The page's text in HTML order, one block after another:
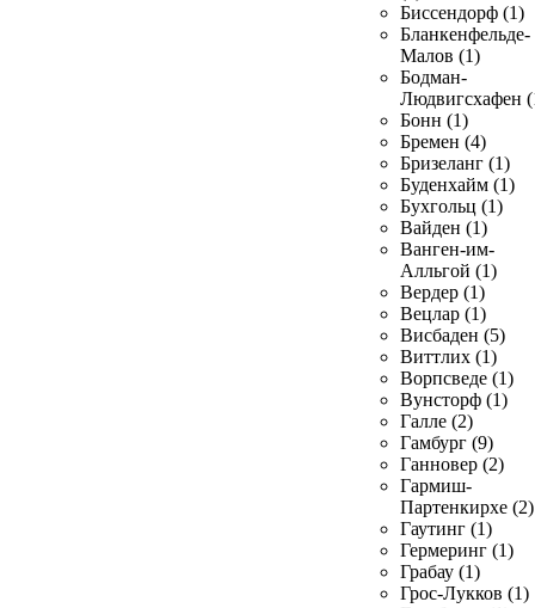
Биссендорф (1)
Бланкенфельде-
Малов (1)
Бодман-
Людвигсхафен
Бонн (1)
Бремен (4)
Бризеланг (1)
Буденхайм (1)
Бухгольц (1)
Вайден (1)
Ванген-им-
Алльгой (1)
Вердер (1)
Вецлар (1)
Висбаден (5)
Виттлих (1)
Ворпсведе (1)
Вунсторф (1)
Галле (2)
Гамбург (9)
Ганновер (2)
Гармиш-
Партенкирхе (2)
Гаутинг (1)
Гермеринг (1)
Грабау (1)
Грос-Лукков (1)